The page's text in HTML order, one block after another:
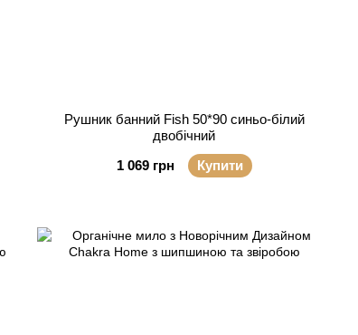
Рушник банний Fish 50*90 синьо-білий
двобічний
1 069 грн
Купити